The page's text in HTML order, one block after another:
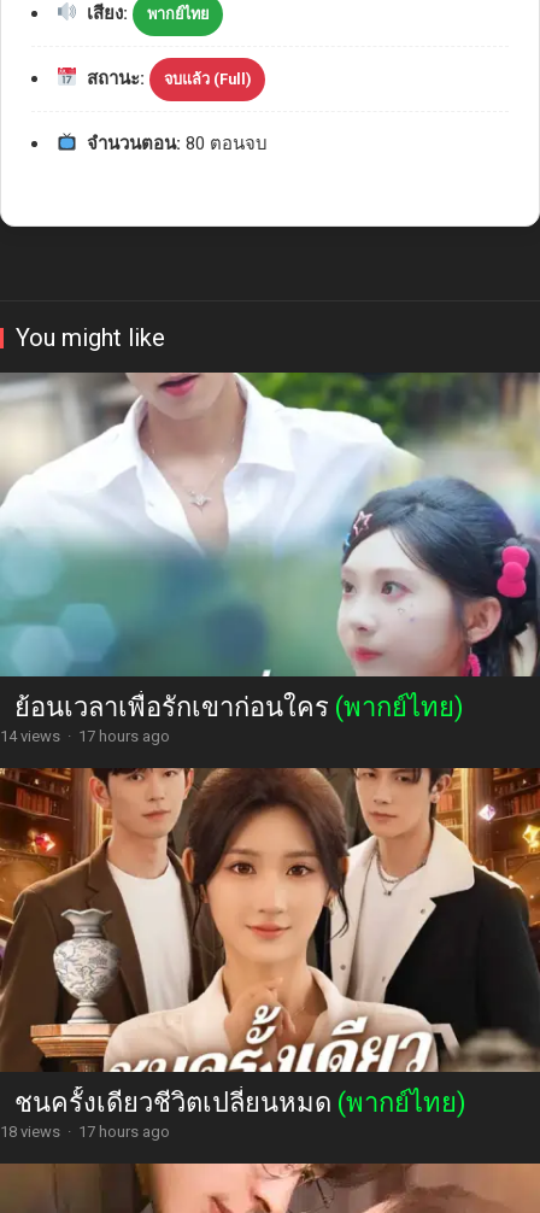
เสียง: พากย์ไทย
สถานะ: จบแล้ว (Full)
จำนวนตอน: 80 ตอนจบ
You might like
ย้อนเวลาเพื่อรักเขาก่อนใคร (พากย์ไทย)
14 views · 17 hours ago
ชนครั้งเดียวชีวิตเปลี่ยนหมด (พากย์ไทย)
18 views · 17 hours ago